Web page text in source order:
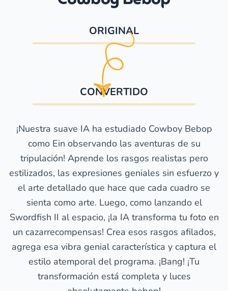
ORIGINAL
CONVERTIDO
¡Nuestra suave IA ha estudiado Cowboy Bebop
como Ein observando las aventuras de su
tripulación! Aprende los rasgos realistas pero
estilizados, las expresiones geniales sin esfuerzo y
el arte detallado que hace que cada cuadro se
sienta como arte. Luego, como lanzando el
Swordfish II al espacio, ¡la IA transforma tu foto en
un cazarrecompensas! Crea esos rasgos afilados,
agrega esa vibra genial característica y captura el
estilo atemporal del programa. ¡Bang! ¡Tu
transformación está completa y luces